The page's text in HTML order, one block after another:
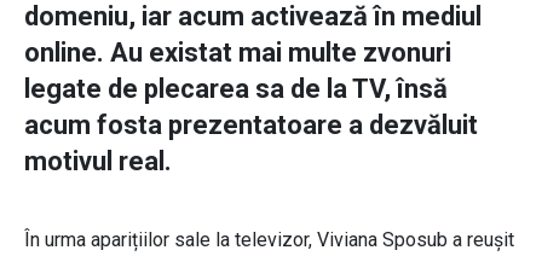
domeniu, iar acum activează în mediul
online. Au existat mai multe zvonuri
legate de plecarea sa de la TV, însă
acum fosta prezentatoare a dezvăluit
motivul real.
În urma aparițiilor sale la televizor, Viviana Sposub a reușit